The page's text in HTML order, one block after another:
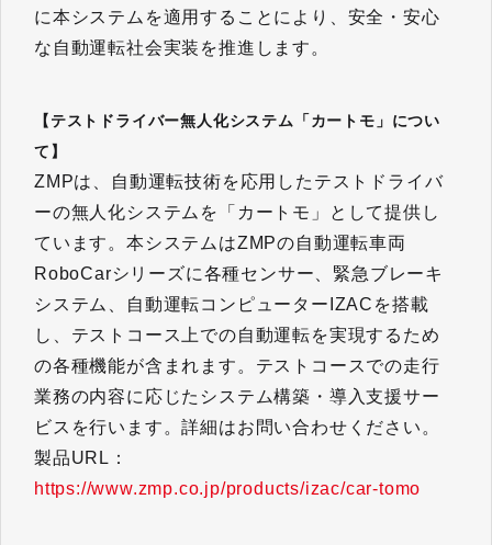
に本システムを適用することにより、安全・安心
な自動運転社会実装を推進します。
【テストドライバー無人化システム「カートモ」につい
て】
ZMPは、自動運転技術を応用したテストドライバ
ーの無人化システムを「カートモ」として提供し
ています。本システムはZMPの自動運転車両
RoboCarシリーズに各種センサー、緊急ブレーキ
システム、自動運転コンピューターIZACを搭載
し、テストコース上での自動運転を実現するため
の各種機能が含まれます。テストコースでの走行
業務の内容に応じたシステム構築・導入支援サー
ビスを行います。詳細はお問い合わせください。
製品URL：
https://www.zmp.co.jp/products/izac/car-tomo